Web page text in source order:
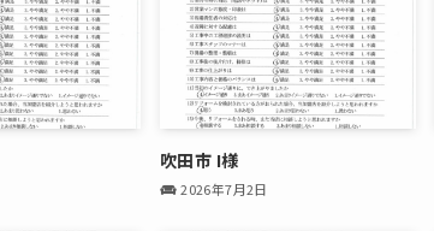
吹田市 I様
2026年7月2日